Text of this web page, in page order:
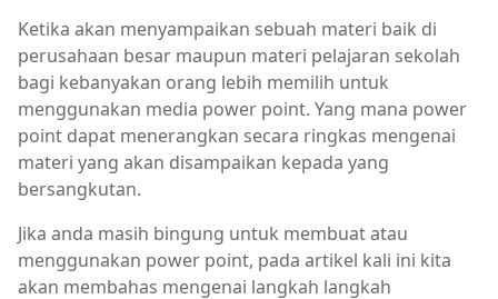
Ketika akan menyampaikan sebuah materi baik di
perusahaan besar maupun materi pelajaran sekolah
bagi kebanyakan orang lebih memilih untuk
menggunakan media power point. Yang mana power
point dapat menerangkan secara ringkas mengenai
materi yang akan disampaikan kepada yang
bersangkutan.
Jika anda masih bingung untuk membuat atau
menggunakan power point, pada artikel kali ini kita
akan membahas mengenai langkah langkah